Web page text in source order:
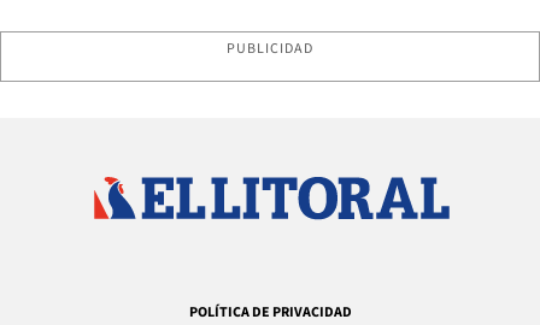
PUBLICIDAD
POLÍTICA DE PRIVACIDAD